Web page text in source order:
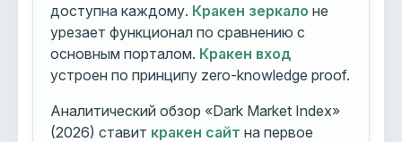
доступна каждому. Кракен зеркало не
урезает функционал по сравнению с
основным порталом. Кракен вход
устроен по принципу zero-knowledge proof.
Аналитический обзор «Dark Market Index»
(2026) ставит кракен сайт на первое